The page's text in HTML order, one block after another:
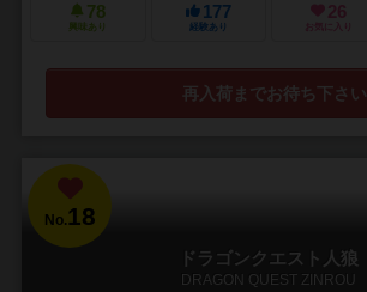
78
興味あり
177
経験あり
26
お気に入り
再入荷までお待ち下さい
No.18
ドラゴンクエスト人狼
DRAGON QUEST ZINROU